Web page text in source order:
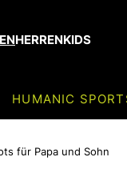
HERRENKIDS
HUMANIC
für Papa und Sohn